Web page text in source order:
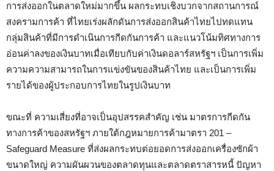
การส่งออกในตลาดใหม่มากขึ้น ผลกระทบเชิงบวกจากสถานการณ์
สงครามการค้า ที่ไทยเร่งผลักดันการส่งออกสินค้าไทยไปทดแทน
กลุ่มสินค้าที่มีการดำเนินการกีดกันการค้า และแนวโน้มทิศทางการ
อ่อนค่าลงของเงินบาทเมื่อเทียบกับค่าเงินดอลาร์สหรัฐฯ เป็นการเพิ่ม
ความความสามารถในการแข่งขันของสินค้าไทย และเป็นการเพิ่ม
รายได้ของผู้ประกอบการไทยในรูปเงินบาท
ขณะที่ ความเสี่ยงที่อาจเป็นอุปสรรคสำคัญ เช่น มาตรการกีดกัน
ทางการค้าของสหรัฐฯ ภายใต้กฎหมายการค้ามาตรา 201 –
Safeguard Measure ที่ส่งผลกระทบต่อยอดการส่งออกเครื่องซักผ้า
ขนาดใหญ่ ความผันผวนของตลาดทุนและตลาดตราสารหนี้ ปัญหา